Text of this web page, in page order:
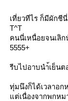
เที่ยวทีไร ก็มีผักชี
T^T
คนนี่เหนื่อยจนเลิ
5555+
รีบไปอาบนำ้เย็นต
ทุ่มนึงก็ได้เวลาอก
ต่เนื่องจากพกห